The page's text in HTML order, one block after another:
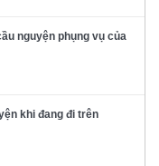
nguyện phụng vụ của
khi đang đi trên